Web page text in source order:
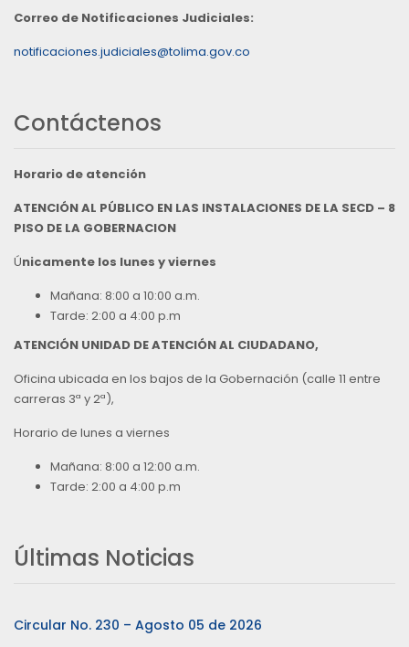
Correo de Notificaciones Judiciales:
notificaciones.judiciales@tolima.gov.co
Contáctenos
Horario de atención
ATENCIÓN AL PÚBLICO EN LAS INSTALACIONES DE LA SECD – 8
PISO DE LA GOBERNACION
Únicamente los lunes y viernes
Mañana: 8:00 a 10:00 a.m.
Tarde: 2:00 a 4:00 p.m
ATENCIÓN UNIDAD DE ATENCIÓN AL CIUDADANO,
Oficina ubicada en los bajos de la Gobernación (calle 11 entre
carreras 3ª y 2ª),
Horario de lunes a viernes
Mañana: 8:00 a 12:00 a.m.
Tarde: 2:00 a 4:00 p.m
Últimas Noticias
Circular No. 230 – Agosto 05 de 2026